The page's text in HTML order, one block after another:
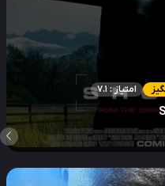
امتیاز : 7.1